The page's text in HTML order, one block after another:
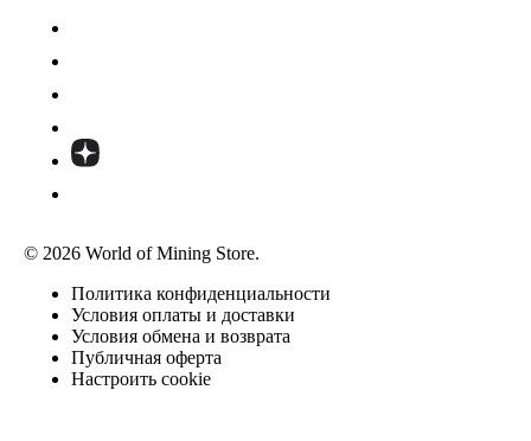
© 2026 World of Mining Store.
Политика конфиденциальности
Условия оплаты и доставки
Условия обмена и возврата
Публичная оферта
Настроить cookie